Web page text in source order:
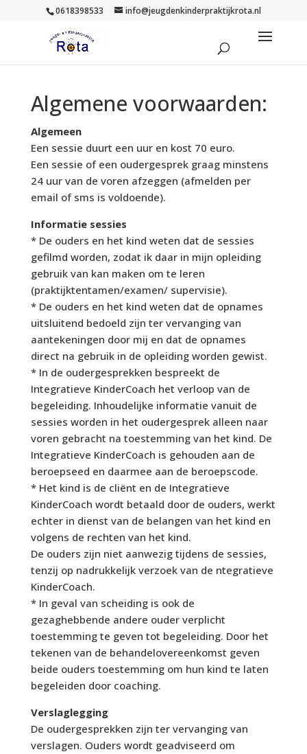
0618398533 info@jeugdenkinderpraktijkrota.nl
Algemene voorwaarden:
Algemeen
Een sessie duurt een uur en kost 70 euro.
Een sessie of een oudergesprek graag minstens
24 uur van de voren afzeggen (afmelden per
email of sms is voldoende).
Informatie sessies
* De ouders en het kind weten dat de sessies
gefilmd worden, zodat ik daar in mijn opleiding
gebruik van kan maken om te leren
(praktijktentamen/examen/ supervisie).
* De ouders en het kind weten dat de opnames
uitsluitend bedoeld zijn ter vervanging van
aantekeningen door mij en dat de opnames
direct na gebruik in de opleiding worden gewist.
* In de oudergesprekken bespreekt de
Integratieve KinderCoach het verloop van de
begeleiding. Inhoudelijke informatie vanuit de
sessies worden in het oudergesprek alleen naar
voren gebracht na toestemming van het kind. De
Integratieve KinderCoach is gehouden aan de
beroepseed en daarmee aan de beroepscode.
* Het kind is de cliënt en de Integratieve
KinderCoach wordt betaald door de ouders, werkt
echter in dienst van de belangen van het kind en
volgens de rechten van het kind.
De ouders zijn niet aanwezig tijdens de sessies,
tenzij op nadrukkelijk verzoek van de ntegratieve
KinderCoach.
* In geval van scheiding is ook de
gezaghebbende andere ouder verplicht
toestemming te geven tot begeleiding. Door het
tekenen van de behandelovereenkomst geven
beide ouders toestemming om hun kind te laten
begeleiden door coaching.
Verslaglegging
De oudergesprekken zijn ter vervanging van
verslagen. Ouders wordt geadviseerd om